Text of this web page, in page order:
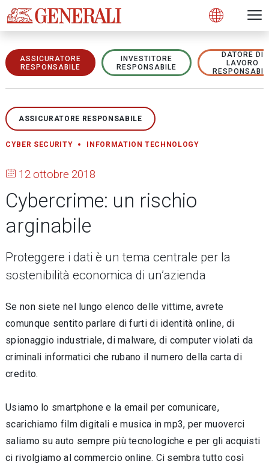
Open
ASSICURATORE
RESPONSABILE
INVESTITORE
RESPONSABILE
DATORE DI
LAVORO
ASSICURATORE RESPONSABILE
CYBER SECURITY INFORMATION TECHNOLOGY
12 ottobre 2018
Cybercrime: un rischio
arginabile
Proteggere i dati è un tema centrale per la
sostenibilità economica di un’azienda
Se non siete nel lungo elenco delle vittime, avrete
comunque sentito parlare di furti di identità online, di
spionaggio industriale, di malware, di computer violati da
criminali informatici che rubano il numero della carta di
credito.
Usiamo lo smartphone e la email per comunicare,
scarichiamo film digitali e musica in mp3, per muoverci
saliamo su auto sempre più tecnologiche e per gli acquisti
ci rivolgiamo al commercio online. Ci sembra tutto così